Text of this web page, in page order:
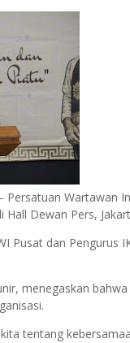
Persatuan Wartawan
Dewan Pers,
Pusat dan Pengurus
menegaskan
tentang